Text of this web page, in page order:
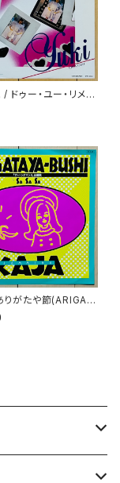
ドゥー・ユー・リメン
がたや節(ARIGAT